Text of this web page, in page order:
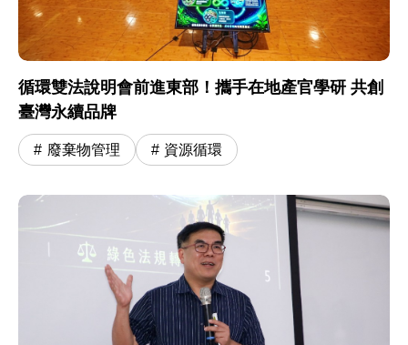
循環雙法說明會前進東部！攜手在地產官學研 共創
臺灣永續品牌
廢棄物管理 資源循環